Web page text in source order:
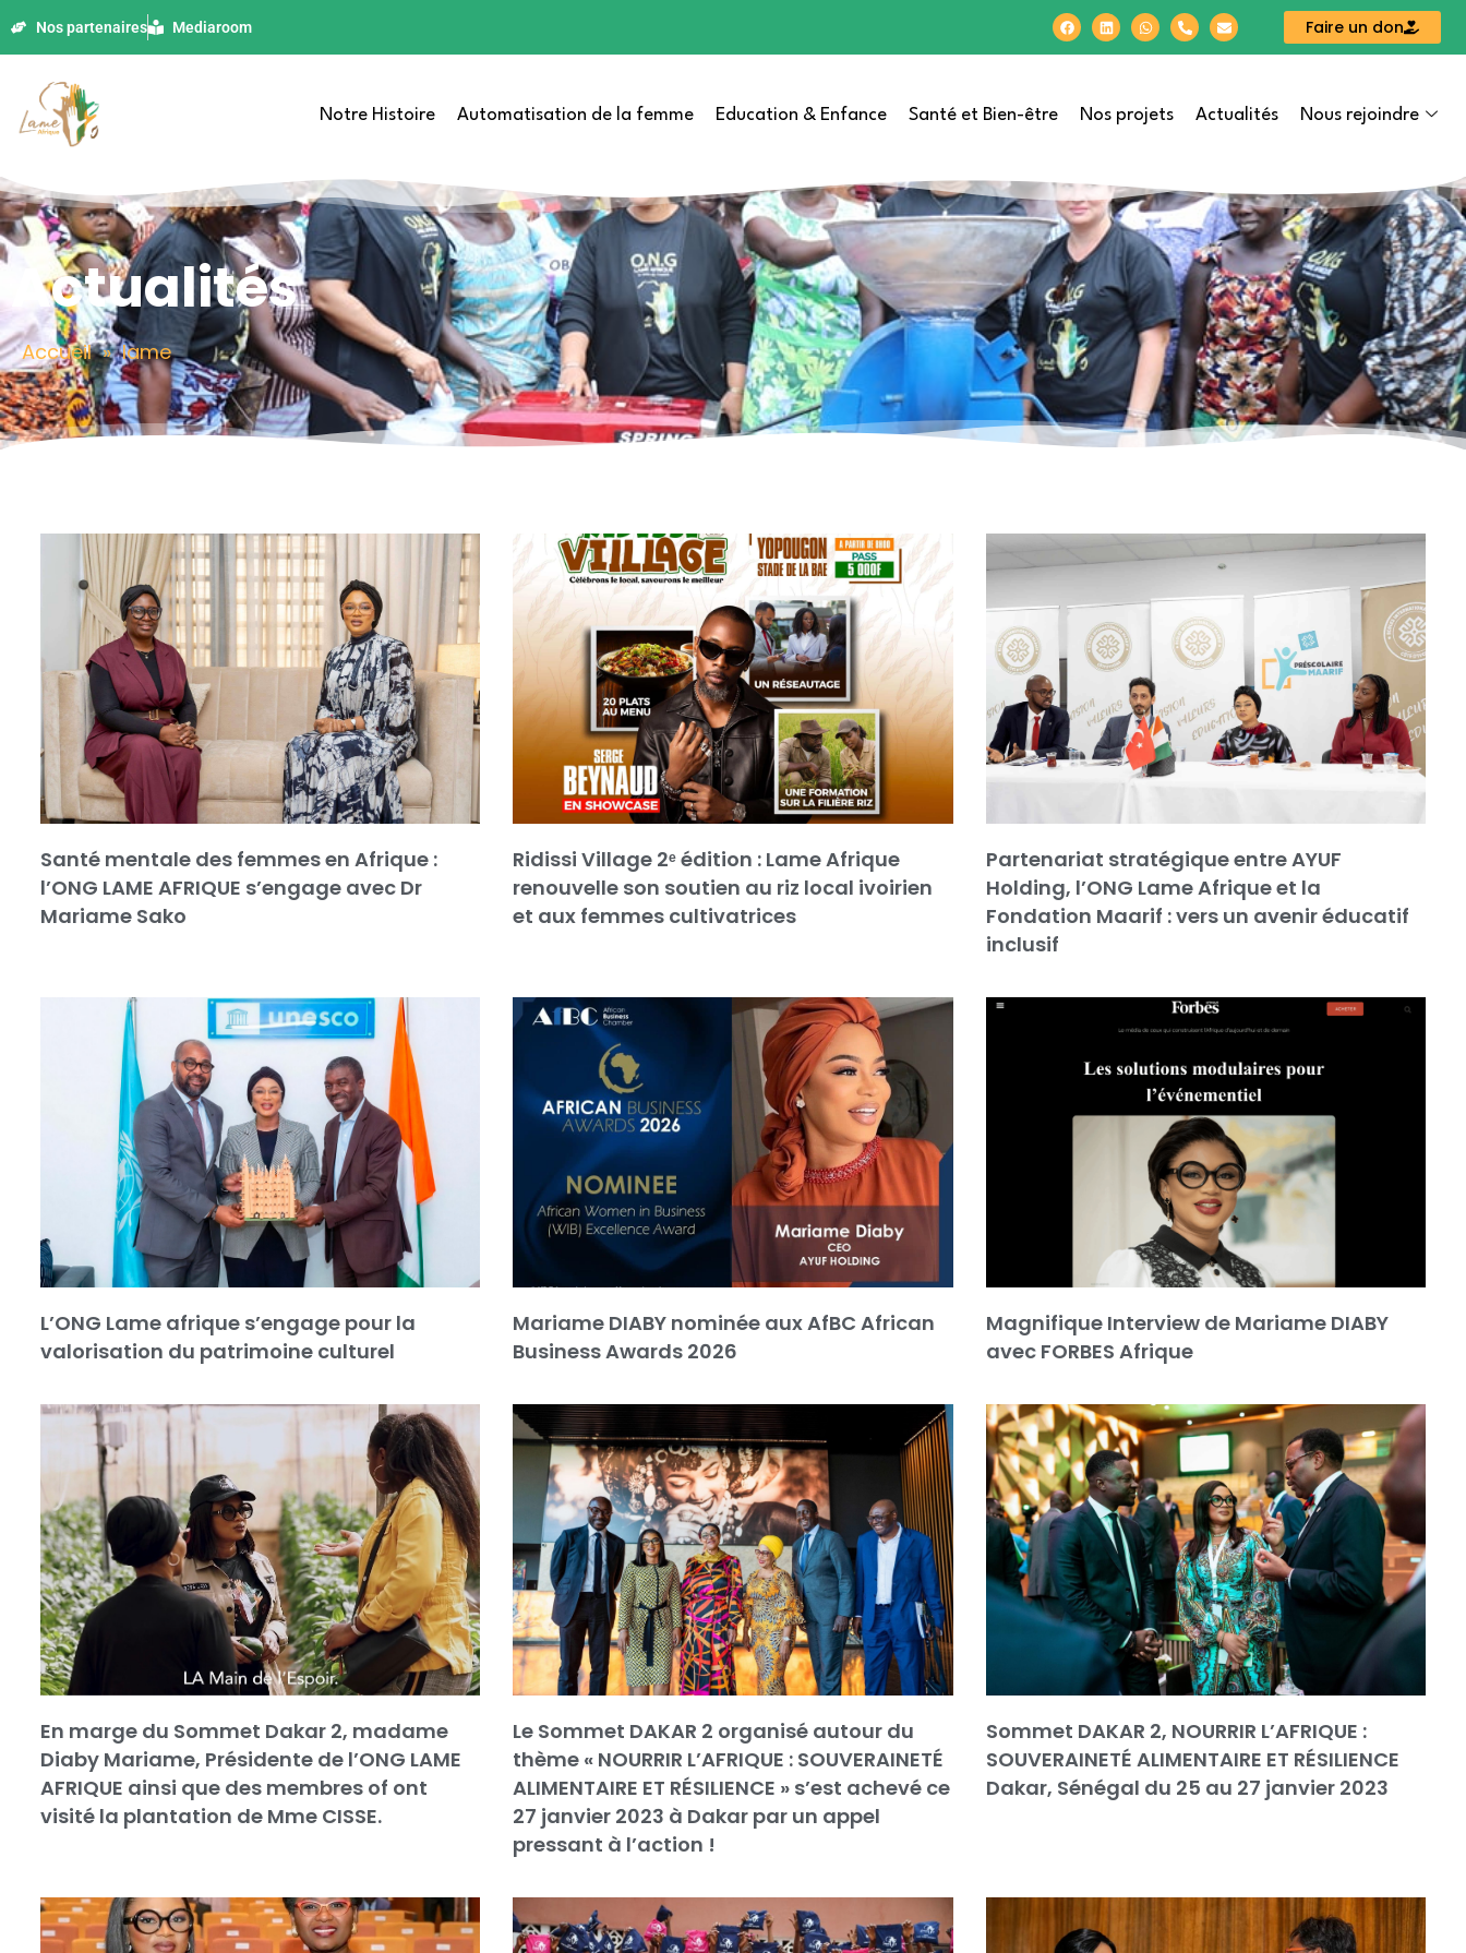
Nos partenaires Mediaroom Faire un don
Notre Histoire Automatisation de la femme Education & Enfance Santé et Bien-être Nos projets Actualités Nous rejoindre
Actualités
Accueil » lame
Santé mentale des femmes en Afrique :
l’ONG LAME AFRIQUE s’engage avec Dr
Mariame Sako
Ridissi Village 2ᵉ édition : Lame Afrique
renouvelle son soutien au riz local ivoirien
et aux femmes cultivatrices
Partenariat stratégique entre AYUF
Holding, l’ONG Lame Afrique et la
Fondation Maarif : vers un avenir éducatif
inclusif
L’ONG Lame afrique s’engage pour la
valorisation du patrimoine culturel
Mariame DIABY nominée aux AfBC African
Business Awards 2026
Magnifique Interview de Mariame DIABY
avec FORBES Afrique
En marge du Sommet Dakar 2, madame
Diaby Mariame, Présidente de l’ONG LAME
AFRIQUE ainsi que des membres of ont
visité la plantation de Mme CISSE.
Le Sommet DAKAR 2 organisé autour du
thème « NOURRIR L’AFRIQUE : SOUVERAINETÉ
ALIMENTAIRE ET RÉSILIENCE » s’est achevé ce
27 janvier 2023 à Dakar par un appel
pressant à l’action !
Sommet DAKAR 2, NOURRIR L’AFRIQUE :
SOUVERAINETÉ ALIMENTAIRE ET RÉSILIENCE
Dakar, Sénégal du 25 au 27 janvier 2023